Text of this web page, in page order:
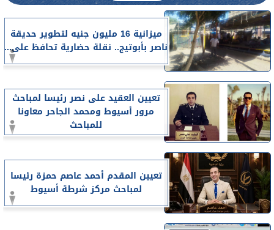
ميزانية 16 مليون جنيه لتطوير حديقة
ناصر بأبوتيج.. نقلة حضارية تحافظ على...
تعيين العقيد على نصر رئيسا لمباحث
مرور أسيوط ومحمد الجاحر معاونا
للمباحث
تعيين المقدم أحمد عاصم حمزة رئيسا
لمباحث مركز شرطة أسيوط